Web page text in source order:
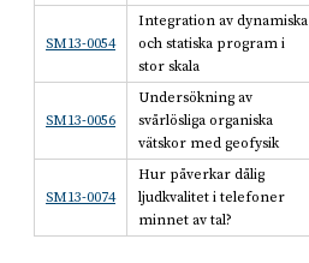
SM13-0054
Integration av dynamiska
och statiska program i
stor skala
SM13-0056
Undersökning av
svårlösliga organiska
vätskor med geofysik
SM13-0074
Hur påverkar dålig
ljudkvalitet i telefoner
minnet av tal?